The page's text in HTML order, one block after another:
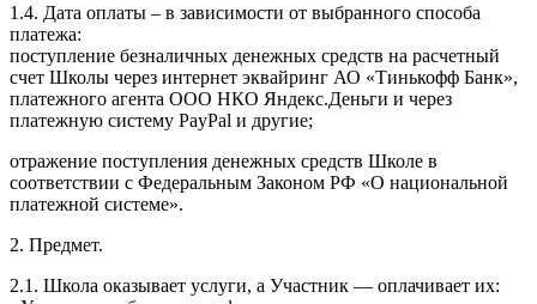
1.4. Дата оплаты – в зависимости от выбранного способа
платежа:
поступление безналичных денежных средств на расчетный
счет Школы через интернет эквайринг АО «Тинькофф Банк»,
платежного агента ООО НКО Яндекс.Деньги и через
платежную систему PayPal и другие;
отражение поступления денежных средств Школе в
соответствии с Федеральным Законом РФ «О национальной
платежной системе».
2. Предмет.
2.1. Школа оказывает услуги, а Участник — оплачивает их: